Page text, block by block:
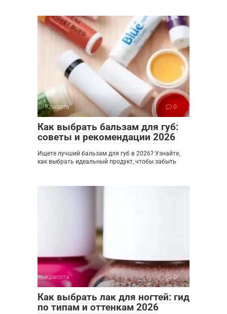
Красота 0
Как выбрать бальзам для губ:
советы и рекомендации 2026
Ищете лучший бальзам для губ в 2026? Узнайте,
как выбрать идеальный продукт, чтобы забыть
Красота 0
Как выбрать лак для ногтей: гид
по типам и оттенкам 2026